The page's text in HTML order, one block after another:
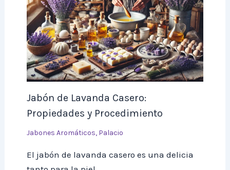
Jabón de Lavanda Casero:
Propiedades y Procedimiento
Jabones Aromáticos, Palacio
El jabón de lavanda casero es una delicia